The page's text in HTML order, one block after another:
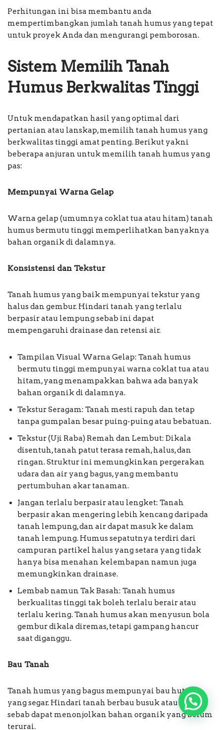
Perhitungan ini bisa membantu anda
mempertimbangkan jumlah tanah humus yang tepat
untuk proyek Anda dan mengurangi pemborosan.
Sistem Memilih Tanah
Humus Berkwalitas Tinggi
Untuk mendapatkan hasil yang optimal dari
pertanian atau lanskap, memilih tanah humus yang
berkwalitas tinggi amat penting. Berikut yakni
beberapa anjuran untuk memilih tanah humus yang
pas:
Mempunyai Warna Gelap
Warna gelap (umumnya coklat tua atau hitam) tanah
humus bermutu tinggi memperlihatkan banyaknya
bahan organik di dalamnya.
Konsistensi dan Tekstur
Tanah humus yang baik mempunyai tekstur yang
halus dan gembur. Hindari tanah yang terlalu
berpasir atau lempung sebab ini dapat
mempengaruhi drainase dan retensi air.
Tampilan Visual Warna Gelap: Tanah humus
bermutu tinggi mempunyai warna coklat tua atau
hitam, yang menampakkan bahwa ada banyak
bahan organik di dalamnya.
Tekstur Seragam: Tanah mesti rapuh dan tetap
tanpa gumpalan besar puing-puing atau bebatuan.
Tekstur (Uji Raba) Remah dan Lembut: Dikala
disentuh, tanah patut terasa remah, halus, dan
ringan. Struktur ini memungkinkan pergerakan
udara dan air yang bagus, yang membantu
pertumbuhan akar tanaman.
Jangan terlalu berpasir atau lengket: Tanah
berpasir akan mengering lebih kencang daripada
tanah lempung, dan air dapat masuk ke dalam
tanah lempung. Humus sepatutnya terdiri dari
campuran partikel halus yang setara yang tidak
hanya bisa menahan kelembapan namun juga
memungkinkan drainase.
Lembab namun Tak Basah: Tanah humus
berkualitas tinggi tak boleh terlalu berair atau
terlalu kering. Tanah humus akan menyusun bola
gembur dikala diremas, tetapi gampang hancur
saat diganggu.
Bau Tanah
Tanah humus yang bagus mempunyai bau hutan
yang segar. Hindari tanah berbau busuk atau asam
sebab dapat menonjolkan bahan organik yang belum
terurai.